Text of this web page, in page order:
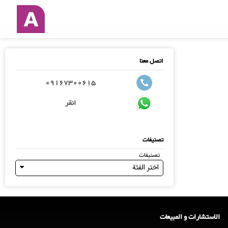
اتصل معنا
09167300615
انقر
تصنيفات
تصنيفات
اختر الفئة
الاستشارات و المبیعات